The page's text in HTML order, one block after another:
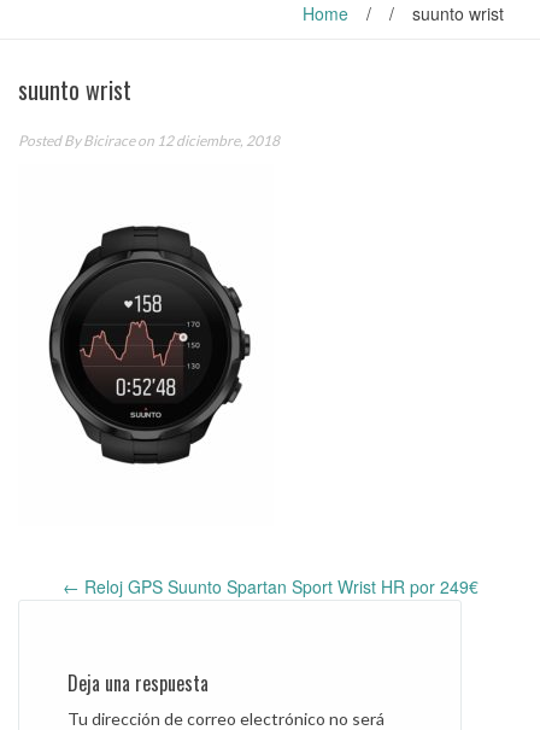
Home / / suunto wrist
suunto wrist
Posted ByBiciraceon 12 diciembre, 2018
Post
← Reloj GPS Suunto Spartan Sport Wrist HR por 249€
Deja una respuesta
Tu dirección de correo electrónico no será